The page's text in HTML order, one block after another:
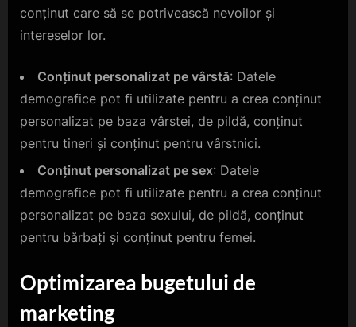
conținut care să se potrivească nevoilor și
intereselor lor.
Conținut personalizat pe vârstă: Datele
demografice pot fi utilizate pentru a crea conținut
personalizat pe baza vârstei, de pildă, conținut
pentru tineri și conținut pentru vârstnici.
Conținut personalizat pe sex: Datele
demografice pot fi utilizate pentru a crea conținut
personalizat pe baza sexului, de pildă, conținut
pentru bărbați și conținut pentru femei.
Optimizarea bugetului de
marketing